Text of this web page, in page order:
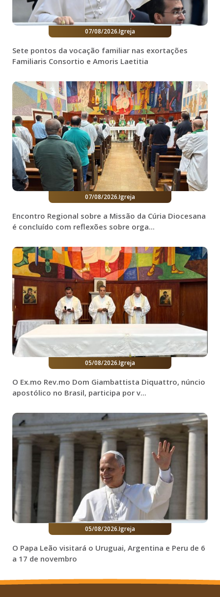
07/08/2026.Igreja
Sete pontos da vocação familiar nas exortações
Familiaris Consortio e Amoris Laetitia
07/08/2026.Igreja
Encontro Regional sobre a Missão da Cúria Diocesana
é concluído com reflexões sobre orga...
05/08/2026.Igreja
O Ex.mo Rev.mo Dom Giambattista Diquattro, núncio
apostólico no Brasil, participa por v...
05/08/2026.Igreja
O Papa Leão visitará o Uruguai, Argentina e Peru de 6
a 17 de novembro